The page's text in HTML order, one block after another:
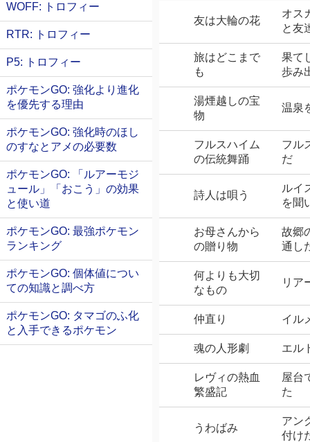
友は大輪の花
オス
と友
旅はどこまで
も
果て
歩み
湯煙越しの宝
物
温泉
フルスハイム
の伝統舞踊
フル
だ
詩人は唄う
ルイ
を聞
お母さんから
の贈り物
故郷
通し
何よりも大切
なもの
リア
仲直り イル
魂の人形劇 エル
レヴィの熱血
繁盛記
屋台
た
うわばみ
アン
付け
WOFF: トロフィー
RTR: トロフィー
P5: トロフィー
ポケモンGO: 強化より進化
を優先する理由
ポケモンGO: 強化時のほし
のすなとアメの必要数
ポケモンGO: 「ルアーモジ
ュール」「おこう」の効果
と使い道
ポケモンGO: 最強ポケモン
ランキング
ポケモンGO: 個体値につい
ての知識と調べ方
ポケモンGO: タマゴのふ化
と入手できるポケモン